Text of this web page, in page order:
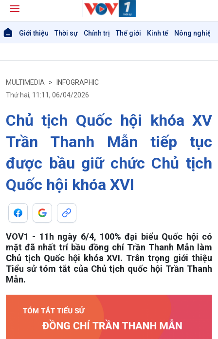
Giới thiệu Thời sự Chính trị Thế giới Kinh tế Nông nghiệp
Thời sự 6h
Thời sự 12h
Thời sự 18h
Theo dòng Thời sự
Chính trị
Chính phủ với người dân
Vấn đề quốc tế
MULTIMEDIA
INFOGRAPHIC
Thứ hai, 11:11, 06/04/2026
Chủ tịch Quốc hội khóa XV
Trần Thanh Mẫn tiếp tục
được bầu giữ chức Chủ tịch
Quốc hội khóa XVI
VOV1 - 11h ngày 6/4, 100% đại biểu Quốc hội có
mặt đã nhất trí bầu đồng chí Trần Thanh Mẫn làm
Chủ tịch Quốc hội khóa XVI. Trân trọng giới thiệu
Tiểu sử tóm tắt của Chủ tịch quốc hội Trần Thanh
Mẫn.